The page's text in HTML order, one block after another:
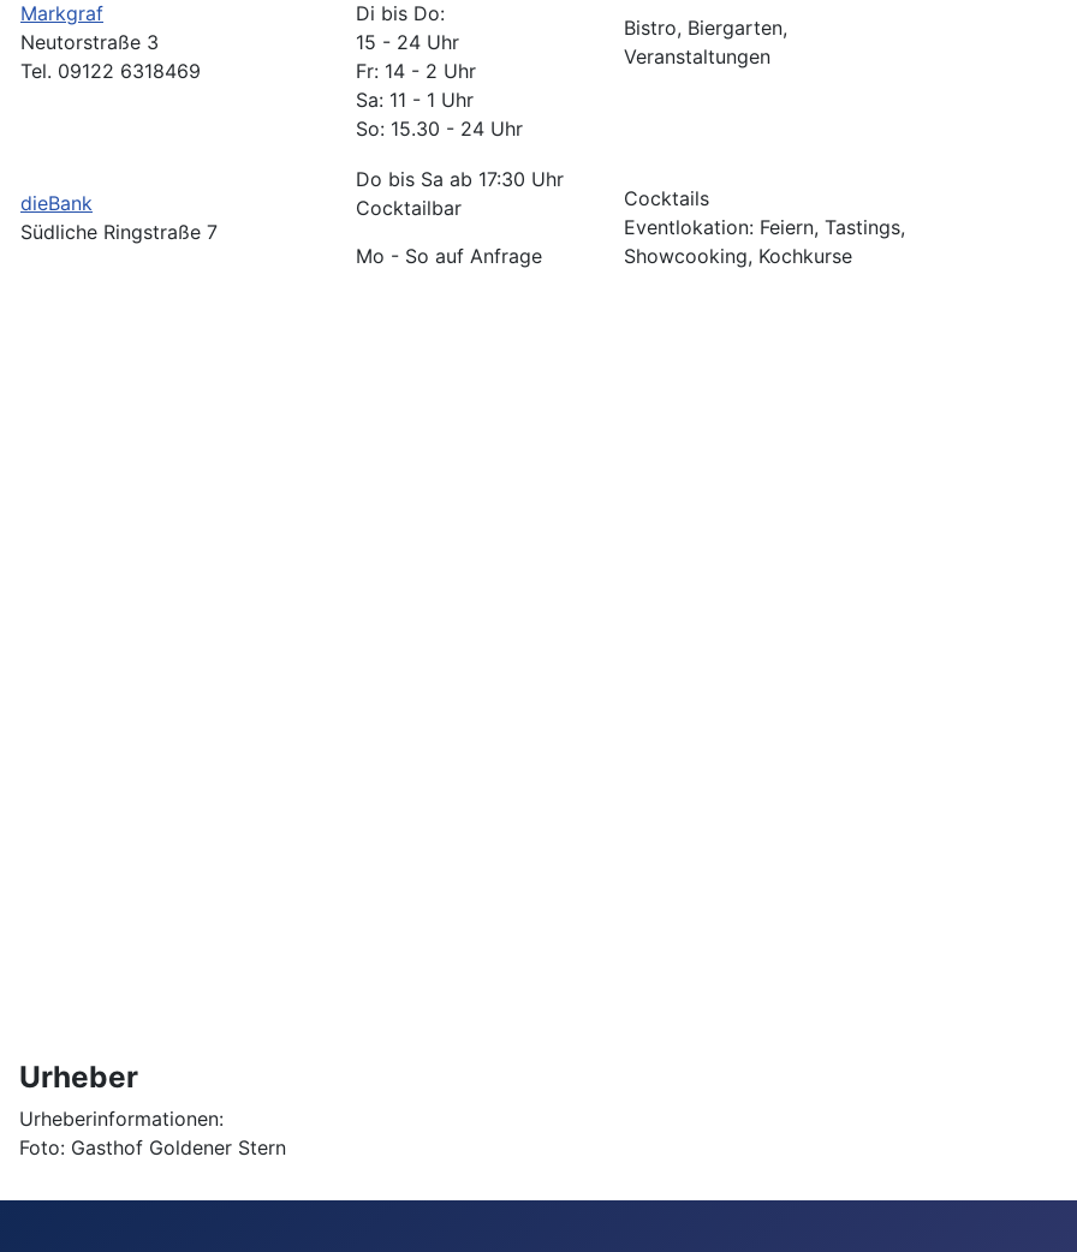
Markgraf
Neutorstraße 3
Tel. 09122 6318469
Di bis Do:
15 - 24 Uhr
Fr: 14 - 2 Uhr
Sa: 11 - 1 Uhr
So: 15.30 - 24 Uhr
Bistro, Biergarten,
Veranstaltungen
dieBank
Südliche Ringstraße 7
Do bis Sa ab 17:30 Uhr
Cocktailbar
Mo - So auf Anfrage
Cocktails
Eventlokation: Feiern, Tastings,
Showcooking, Kochkurse
Urheber
Urheberinformationen:
Foto: Gasthof Goldener Stern